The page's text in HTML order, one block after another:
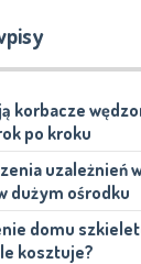
korbacze
po kroku
uzależnień
dużym ośrodku
domu
kosztuje?